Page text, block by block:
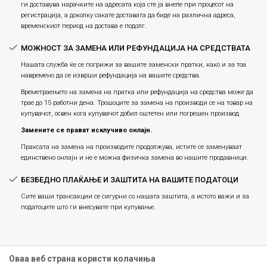
ги доставува нарачките на адресата која сте ја внеле при процесот на
регистрација, а доколку сакате доставата да биде на различна адреса,
временскиот период на достава е подолг.
МОЖНОСТ ЗА ЗАМЕНА ИЛИ РЕФУНДАЦИЈА НА СРЕДСТВАТА
Нашата служба ќе се погрижи за вашите заменски пратки, како и за тоа
навремено да се изврши рефундација на вашите средства.
Времетраењето на замена на пратка или рефундацијa на средства може да
трае до 15 работни дена. Трошоците за замена на производи се на товар на
купувачот, освен кога купувачот добил оштетен или погрешен производ.
Замените се прават исклучиво онлајн.
Праксата на замена на производите продолжува, истите се заменуваат
единствено онлајн и не е можна физичка замена во нашите продавници.
БЕЗБЕДНО ПЛАЌАЊЕ И ЗАШТИТА НА ВАШИТЕ ПОДАТОЦИ
Сите ваши трансакции се сигурни со нашата заштита, а истото важи и за
податоците што ги внесувате при купување.
Оваа веб страна користи колачиња